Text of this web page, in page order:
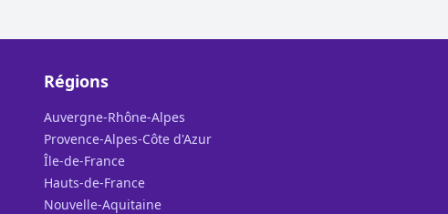
Régions
Auvergne-Rhône-Alpes
Provence-Alpes-Côte d'Azur
Île-de-France
Hauts-de-France
Nouvelle-Aquitaine